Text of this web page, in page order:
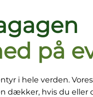
på
i hele verden.
dækker, hvis du eller